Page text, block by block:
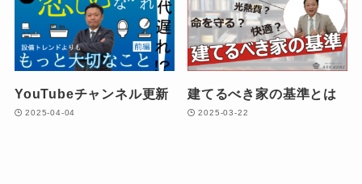
YouTubeチャンネル更新
2025-04-04
建てるべき家の基準とは
2025-03-22